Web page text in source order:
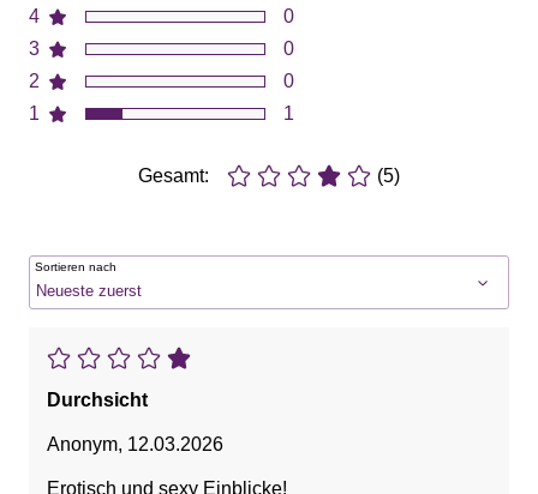
4
3
2
1
0
0
0
1
Gesamt: (5)
Sortieren nach
Durchsicht
Anonym, 12.03.2026
Erotisch und sexy Einblicke!